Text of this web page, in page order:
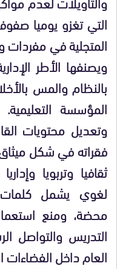
التي تغزو يوميا
المتجلية في مفردات
ويصنفها الأطر
بالنظام والمس
المؤسسة
وتعديل محتويات
فقراته في شكل
ثقافيا وتربويا
لغوي يشمل كلمات
محضة، ومنع
التدريس والتواصل
العام داخل الفضاءات